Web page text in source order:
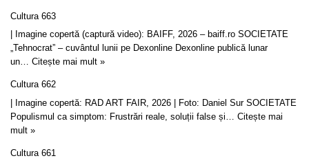
Cultura 663
| Imagine copertă (captură video): BAIFF, 2026 – baiff.ro SOCIETATE
„Tehnocrat” – cuvântul lunii pe Dexonline Dexonline publică lunar
un… Citește mai mult »
Cultura 662
| Imagine copertă: RAD ART FAIR, 2026 | Foto: Daniel Sur SOCIETATE
Populismul ca simptom: Frustrări reale, soluții false și… Citește mai
mult »
Cultura 661